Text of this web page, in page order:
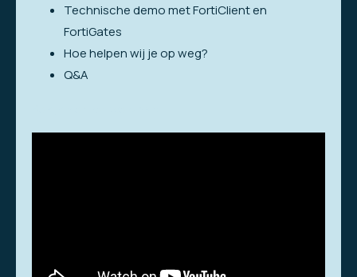
Technische demo met FortiClient en
FortiGates
Hoe helpen wij je op weg?
Q&A